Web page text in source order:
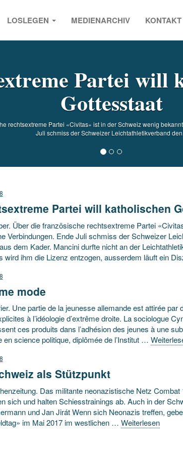
LOSLEGEN MEDIENARCHIV KONTAKT
Partei will
Gottesstaat
rechtsextreme Partei «Civitas» ist in der Schweiz wenig
Juli schmiss der Schweizer Leichtathletikverband
Partei will katholischen
Über die französische rechtsextreme Partei
Verbindungen. Ende Juli schmiss der Schweizer
dem Kader. Mancini durfte nicht an der
wird ihm die Lizenz entzogen, ausserdem läuft ein
mode
Une partie de la jeunesse allemande est attirée
à l’idéologie d’extrême droite. La sociologue
ces produits dans l’adhésion des jeunes à une
en science politique, diplômée de l’Institut …
als Stützpunkt
Das militante neonazistische Netz
sich und halten Schiesstrainings ab. Auch in der
und Jan Jirát Wenn sich Neonazis treffen,
im Mai 2017 im westlichen … Weiterlesen